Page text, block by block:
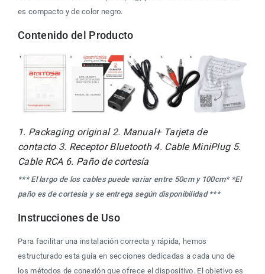
es compacto y de color negro.
Contenido del Producto
1. Packaging original 2. Manual+ Tarjeta de
contacto 3. Receptor Bluetooth 4. Cable MiniPlug 5.
Cable RCA 6. Paño de cortesía
*** El largo de los cables puede variar entre 50cm y 100cm* *El
paño es de cortesía y se entrega según disponibilidad ***
Instrucciones de Uso
Para facilitar una instalación correcta y rápida, hemos
estructurado esta guía en secciones dedicadas a cada uno de
los métodos de conexión que ofrece el dispositivo. El objetivo es